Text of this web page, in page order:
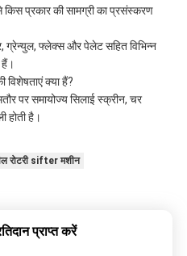
किस प्रकार की सामग्री का प्रसंस्करण
ग्रेन्युल, फ्लेक्स और पेलेट सहित विभिन्न
हैं।
विशेषताएं क्या हैं?
पर समायोज्य सिलाई स्क्रीन, चर
होती है।
रोटरी sifter मशीन
प्राप्त करें